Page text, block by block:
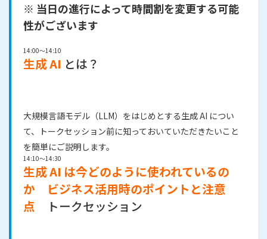
※ 当日の進行によって時間割を変更する可能
性がございます
14:00～14:10
生成 AI とは？
大規模言語モデル（LLM）をはじめとする生成 AI につい
て、トークセッション前に知っておいていただきたいこと
を簡単にご説明します。
14:10～14:30
生成 AI は今どのように使われているの
か ビジネス活用時のポイントと注意
点 トークセッション